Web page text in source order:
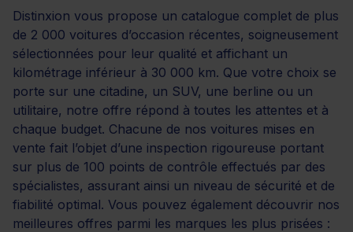
Distinxion vous propose un catalogue complet de plus
de 2 000 voitures d’occasion récentes, soigneusement
sélectionnées pour leur qualité et affichant un
kilométrage inférieur à 30 000 km. Que votre choix se
porte sur une citadine, un SUV, une berline ou un
utilitaire, notre offre répond à toutes les attentes et à
chaque budget. Chacune de nos voitures mises en
vente fait l’objet d’une inspection rigoureuse portant
sur plus de 100 points de contrôle effectués par des
spécialistes, assurant ainsi un niveau de sécurité et de
fiabilité optimal. Vous pouvez également découvrir nos
meilleures offres parmi les marques les plus prisées :